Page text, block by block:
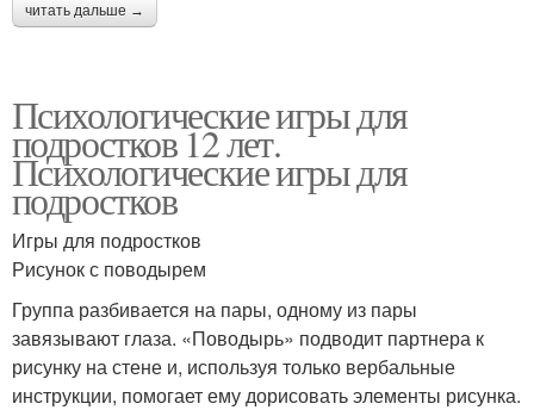
читать дальше →
Психологические игры для
подростков 12 лет.
Психологические игры для
подростков
Игры для подростков
Рисунок с поводырем
Группа разбивается на пары, одному из пары
завязывают глаза. «Поводырь» подводит партнера к
рисунку на стене и, используя только вербальные
инструкции, помогает ему дорисовать элементы рисунка.